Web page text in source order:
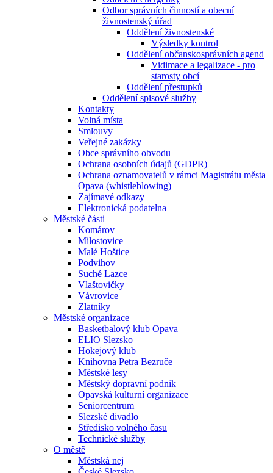
Odbor správních činností a obecní
živnostenský úřad
Oddělení živnostenské
Výsledky kontrol
Oddělení občanskosprávních agend
Vidimace a legalizace - pro
starosty obcí
Oddělení přestupků
Oddělení spisové služby
Kontakty
Volná místa
Smlouvy
Veřejné zakázky
Obce správního obvodu
Ochrana osobních údajů (GDPR)
Ochrana oznamovatelů v rámci Magistrátu města
Opava (whistleblowing)
Zajímavé odkazy
Elektronická podatelna
Městské části
Komárov
Milostovice
Malé Hoštice
Podvihov
Suché Lazce
Vlaštovičky
Vávrovice
Zlatníky
Městské organizace
Basketbalový klub Opava
ELIO Slezsko
Hokejový klub
Knihovna Petra Bezruče
Městské lesy
Městský dopravní podnik
Opavská kulturní organizace
Seniorcentrum
Slezské divadlo
Středisko volného času
Technické služby
O městě
Městská nej